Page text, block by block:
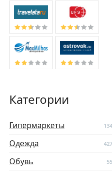
Категории
Гипермаркеты 134
Одежда 427
Обувь 55